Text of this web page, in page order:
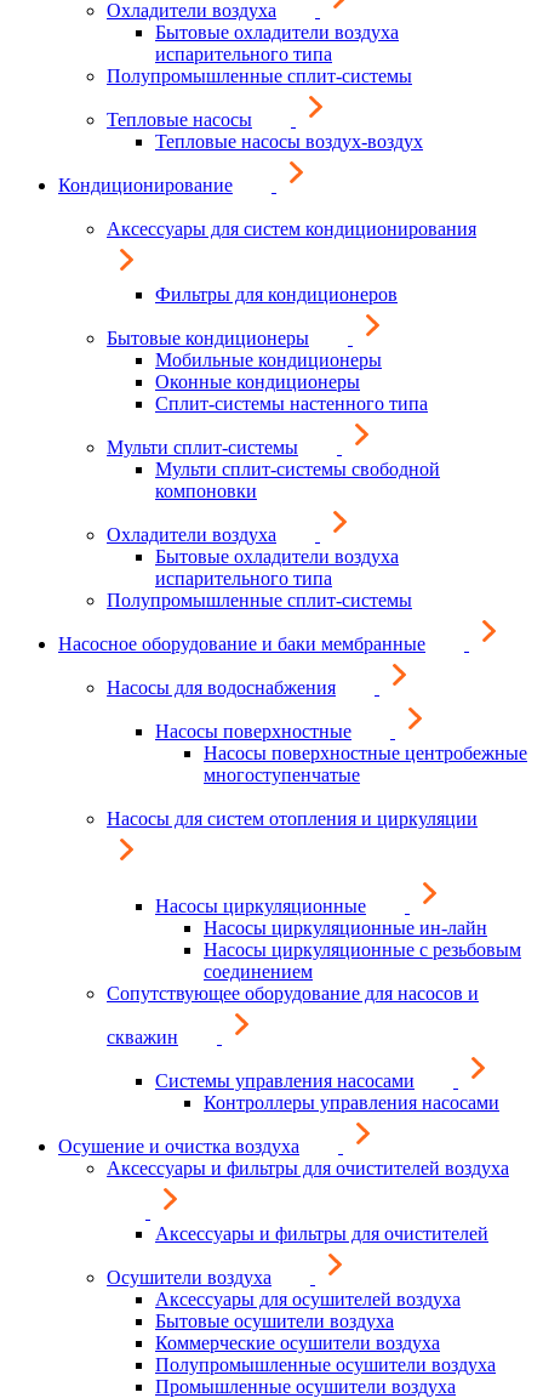
Охладители воздуха
Бытовые охладители воздуха
испарительного типа
Полупромышленные сплит-системы
Тепловые насосы
Тепловые насосы воздух-воздух
Кондиционирование
Аксессуары для систем кондиционирования
Фильтры для кондиционеров
Бытовые кондиционеры
Мобильные кондиционеры
Оконные кондиционеры
Сплит-системы настенного типа
Мульти сплит-системы
Мульти сплит-системы свободной
компоновки
Охладители воздуха
Бытовые охладители воздуха
испарительного типа
Полупромышленные сплит-системы
Насосное оборудование и баки мембранные
Насосы для водоснабжения
Насосы поверхностные
Насосы поверхностные центробежные
многоступенчатые
Насосы для систем отопления и циркуляции
Насосы циркуляционные
Насосы циркуляционные ин-лайн
Насосы циркуляционные с резьбовым
соединением
Сопутствующее оборудование для насосов и
скважин
Системы управления насосами
Контроллеры управления насосами
Осушение и очистка воздуха
Аксессуары и фильтры для очистителей воздуха
Аксессуары и фильтры для очистителей
Осушители воздуха
Аксессуары для осушителей воздуха
Бытовые осушители воздуха
Коммерческие осушители воздуха
Полупромышленные осушители воздуха
Промышленные осушители воздуха